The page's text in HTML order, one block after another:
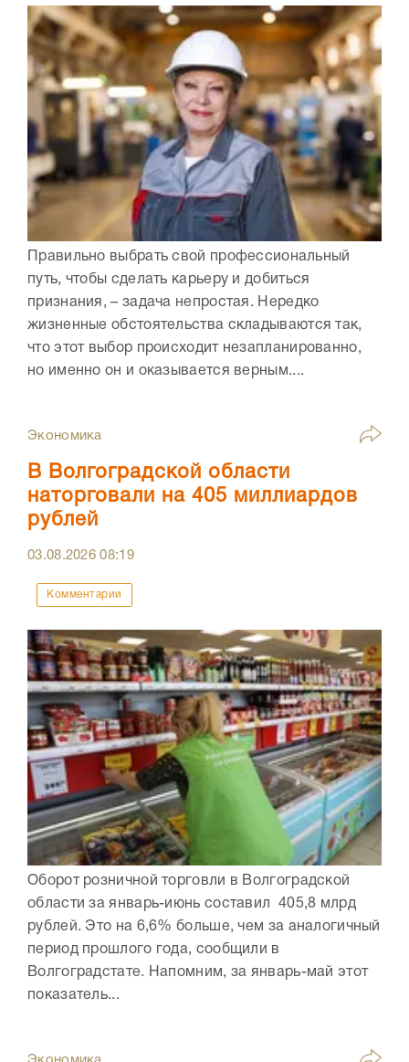
Правильно выбрать свой профессиональный
путь, чтобы сделать карьеру и добиться
признания, – задача непростая. Нередко
жизненные обстоятельства складываются так,
что этот выбор происходит незапланированно,
но именно он и оказывается верным....
Экономика
В Волгоградской области
наторговали на 405 миллиардов
рублей
03.08.202608:19
Комментарии
Оборот розничной торговли в Волгоградской
области за январь-июнь составил 405,8 млрд
рублей. Это на 6,6% больше, чем за аналогичный
период прошлого года, сообщили в
Волгоградстате. Напомним, за январь-май этот
показатель...